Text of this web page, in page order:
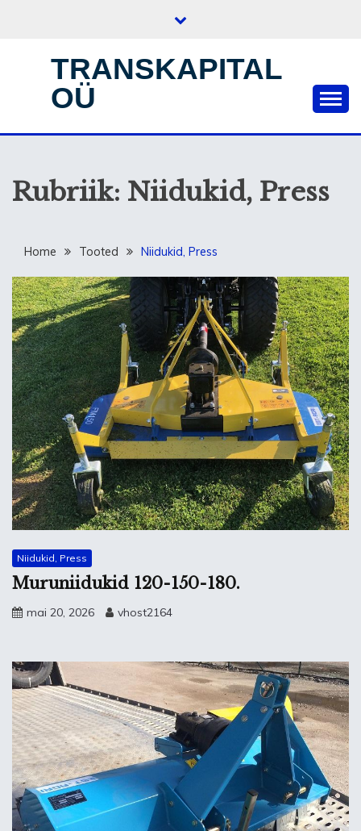
TRANSKAPITAL
OÜ
Rubriik: Niidukid, Press
Home Tooted Niidukid, Press
Niidukid, Press
Muruniidukid 120-150-180.
mai 20, 2026 vhost2164